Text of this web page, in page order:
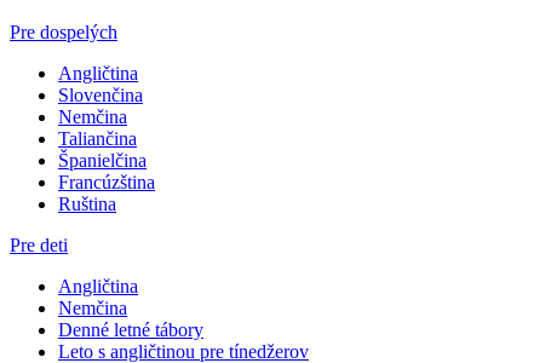
Pre dospelých
Angličtina
Slovenčina
Nemčina
Taliančina
Španielčina
Francúzština
Ruština
Pre deti
Angličtina
Nemčina
Denné letné tábory
Leto s angličtinou pre tínedžerov